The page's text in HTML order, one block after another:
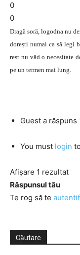
0
0
Dragă soră, logodna nu
dorești numai ca să legi
rest nu văd o necesitate
pe un termen mai lung.
Guest a răspuns
You must login
Afișare 1 rezultat
Răspunsul tău
Te rog să te
Căutare